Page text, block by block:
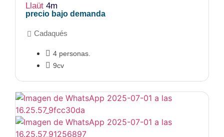
Llaüt 4m
precio bajo demanda
Cadaqués
4 personas.
9cv